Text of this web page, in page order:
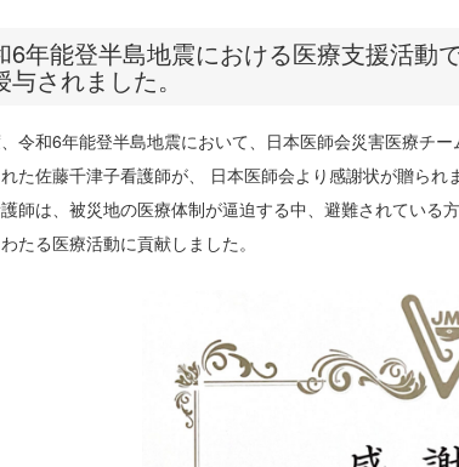
6年能登半島地震における医療支援活動
与されました。
令和6年能登半島地震において、日本医師会災害医療チ
た佐藤千津子看護師が、 日本医師会より感謝状が贈られま
師は、被災地の医療体制が逼迫する中、避難されている
たる医療活動に貢献しました。